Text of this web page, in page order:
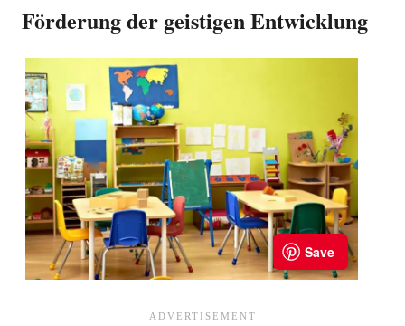
Förderung der geistigen Entwicklung